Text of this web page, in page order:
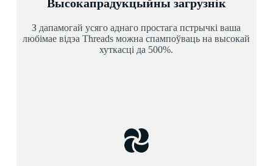
Высокапрадукцыйны загрузнік
З дапамогай усяго аднаго простага пстрычкі ваша
любімае відэа Threads можна спампоўваць на высокай
хуткасці да 500%.